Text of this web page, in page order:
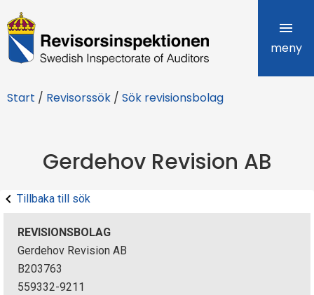
R
e
i
r
n
meny
Start / Revisorssök / Sök revisionsbolag
Gerdehov Revision AB
Tillbaka till sök
REVISIONSBOLAG
Gerdehov Revision AB
B203763
559332-9211